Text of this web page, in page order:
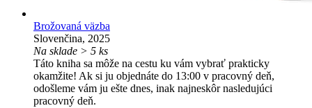
Brožovaná väzba
Slovenčina, 2025
Na sklade > 5 ks
Táto kniha sa môže na cestu ku vám vybrať prakticky
okamžite! Ak si ju objednáte do 13:00 v pracovný deň,
odošleme vám ju ešte dnes, inak najneskôr nasledujúci
pracovný deň.